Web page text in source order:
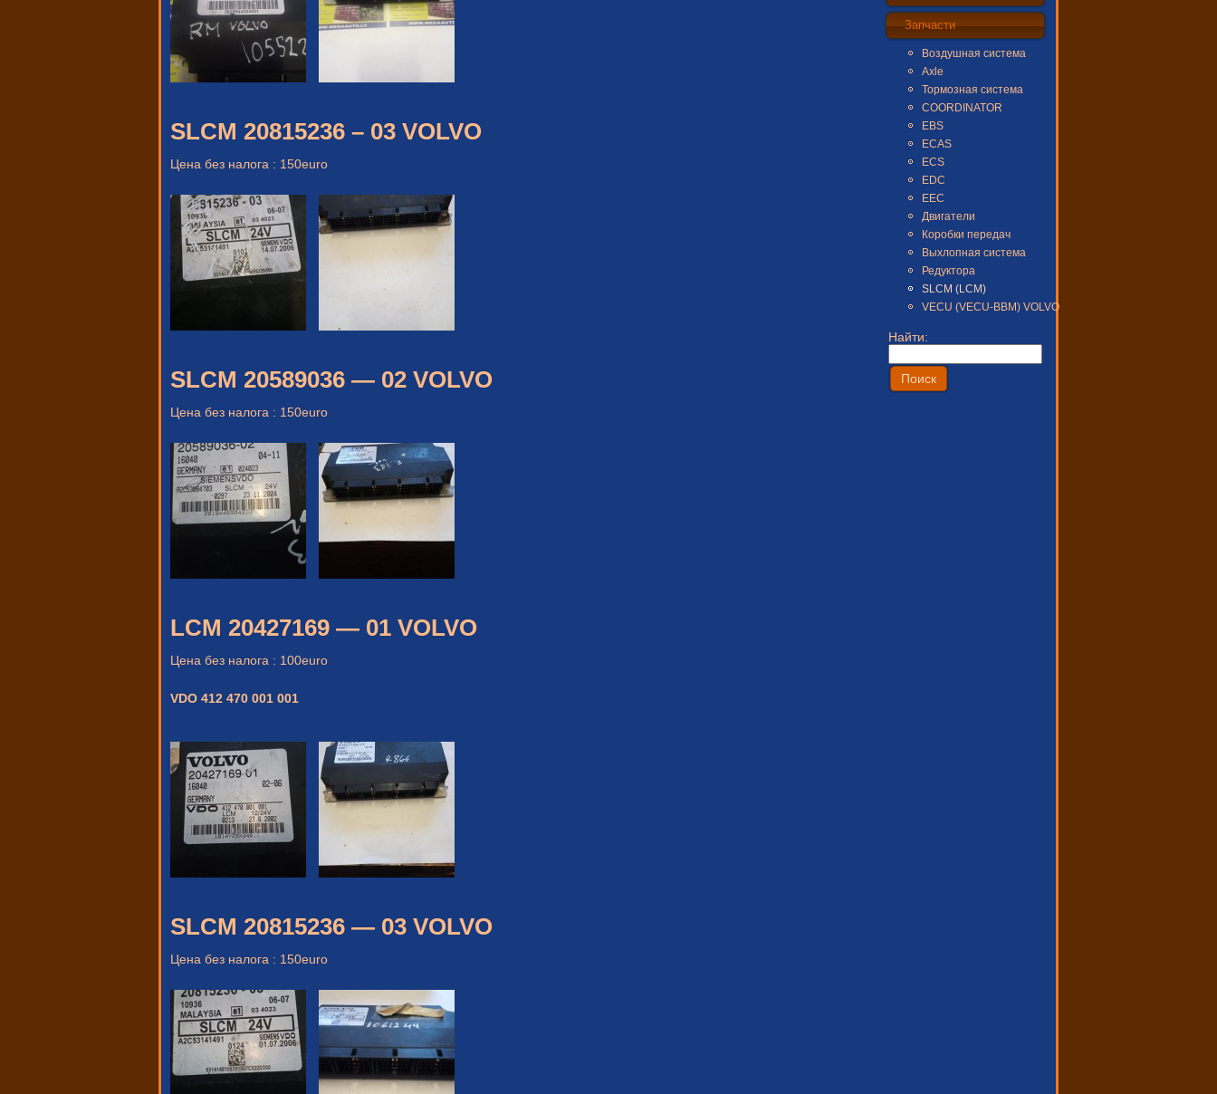
SLCM 20815236 – 03 VOLVO
Цена без налога : 150euro
SLCM 20589036 — 02 VOLVO
Цена без налога : 150euro
LCM 20427169 — 01 VOLVO
Цена без налога : 100euro
VDO 412 470 001 001
SLCM 20815236 — 03 VOLVO
Цена без налога : 150euro
Запчасти
Воздушная система
Axle
Тормозная система
COORDINATOR
EBS
ECAS
ECS
EDC
EEC
Двигатели
Коробки передач
Выхлопная система
Редуктора
SLCM (LCM)
VECU (VECU-BBM) VOLVO
Найти: